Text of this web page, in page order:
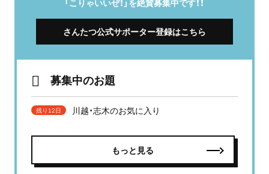
「こりゃいいぜ！」を絶賛募集中です！！
さんたつ公式サポーター登録はこちら
募集中のお題
残り12日 川越・志木のお気に入り
もっと見る